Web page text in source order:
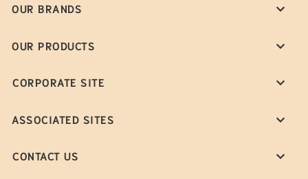
OUR BRANDS
OUR PRODUCTS
CORPORATE SITE
ASSOCIATED SITES
CONTACT US